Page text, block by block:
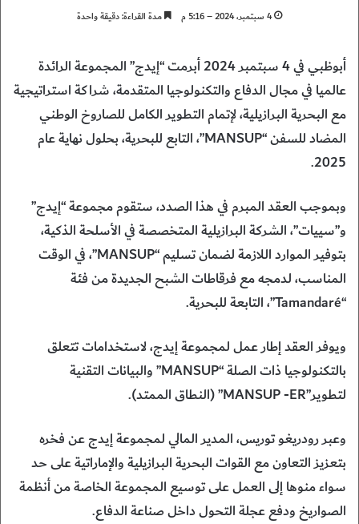
4 سبتمبر، 2024 – 5:16 م مدة القراءة: دقيقة واحدة
أبوظبي في 4 سبتمبر 2024 أبرمت “إيدج” المجموعة الرائدة
عالميا في مجال الدفاع والتكنولوجيا المتقدمة، شراكة استراتيجية
مع البحرية البرازيلية، لإتمام التطوير الكامل للصاروخ الوطني
المضاد للسفن “MANSUP”، التابع للبحرية، بحلول نهاية عام
2025.
وبموجب العقد المبرم في هذا الصدد، ستقوم مجموعة “إيدج”
و”سييات”، الشركة البرازيلية المتخصصة في الأسلحة الذكية،
بتوفير الموارد اللازمة لضمان تسليم “MANSUP”، في الوقت
المناسب، لدمجه مع فرقاطات الشبح الجديدة من فئة
“Tamandaré”، التابعة للبحرية.
ويوفر العقد إطار عمل لمجموعة إيدج، لاستخدامات تتعلق
بالتكنولوجيا ذات الصلة “MANSUP” والبيانات التقنية
لتطوير”MANSUP -ER” (النطاق الممتد).
وعبر رودريغو توريس، المدير المالي لمجموعة إيدج عن فخره
بتعزيز التعاون مع القوات البحرية البرازيلية والإماراتية على حد
سواء منوها إلى العمل على توسيع المجموعة الخاصة من أنظمة
الصواريخ ودفع عجلة التحول داخل صناعة الدفاع.